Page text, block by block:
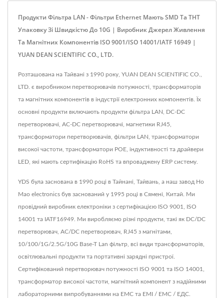
Продукти Фільтра LAN - Фільтри Ethernet Мають SMD Та THT
Упаковку Зі Швидкістю До 10G | Виробник Джерел Живлення
Та Магнітних Компонентів ISO 9001/ISO 14001/IATF 16949 |
YUAN DEAN SCIENTIFIC CO., LTD.
Розташована на Тайвані з 1990 року, YUAN DEAN SCIENTIFIC CO.,
LTD. є виробником перетворювачів потужності, трансформаторів
та магнітних компонентів в індустрії електронних компонентів. Їх
основні продукти включають продукти фільтра LAN, DC-DC
перетворювачі, AC-DC перетворювачі, магнетики RJ45,
трансформатори перетворювачів, фільтри LAN, трансформатори
високої частоти, трансформатори POE, індуктивності та драйвери
LED, які мають сертифікацію RoHS та впроваджену ERP систему.
YDS була заснована в 1990 році в Тайнані, Тайвань, а наш завод Ho
Mao electronics був заснований у 1995 році в Сямені, Китай. Ми
провідний виробник електроніки з сертифікацією ISO 9001, ISO
14001 та IATF16949. Ми виробляємо різні продукти, такі як DC/DC
перетворювач, AC/DC перетворювач, RJ45 з магнітами,
10/100/1G/2.5G/10G Base-T Lan фільтр, всі види трансформаторів,
освітлювальні продукти та портативні зарядні пристрої.
Сертифікований перетворювач потужності ISO 9001 та ISO 14001,
трансформатор високої частоти, магнітний компонент з надійними
лабораторними випробуваннями на ЕМС та ЕМІ / ЕМС / ЕДС.